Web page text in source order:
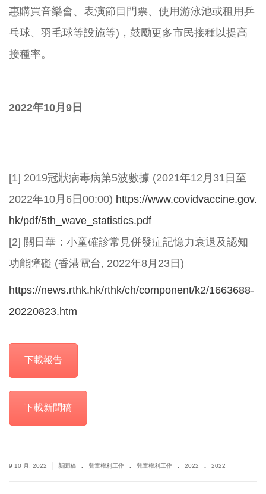
惠購買音樂會、表演節目門票、 使用游泳池或租用乒
乓球、羽毛球等設施等)， 鼓勵更多市民接種以提高
接種率。
2022年10月9日
[1] 2019冠狀病毒病第5波數據 (2021年12月31日至
2022年10月6日00:00) https://www.covidvaccine.gov.
hk/pdf/5th_wave_statistics.pdf
[2] 關日華：小童確診常見併發症記憶力衰退及認知
功能障礙 (香港電台, 2022年8月23日)
https://news.rthk.hk/rthk/ch/component/k2/1663688-
20220823.htm
下載報告
下載新聞稿
9 10 月, 2022 新聞稿 . 兒童權利工作 . 兒童權利工作 . 2022 . 2022